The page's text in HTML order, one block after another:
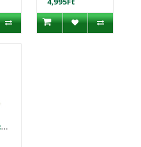
L-Karnitin (carnipure) 180db kapszula - Sanct Bernhard